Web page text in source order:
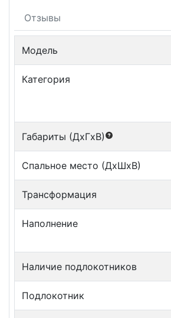
Отзывы
Модель
Категория
Габариты (ДxГxВ)
Спальное место (ДxШxВ)
Трансформация
Наполнение
Наличие подлокотников
Подлокотник